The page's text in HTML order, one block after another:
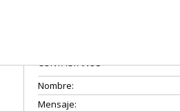
CONTÁCTANOS